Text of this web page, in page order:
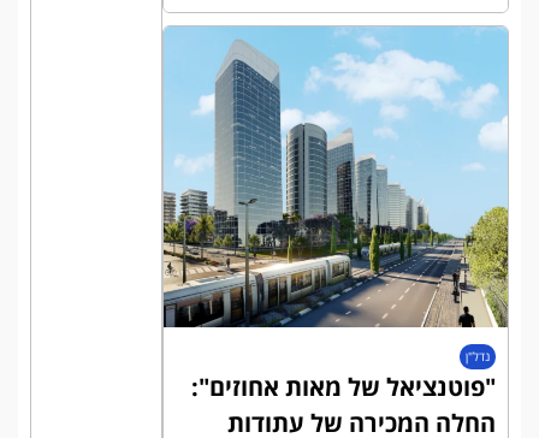
נדל"ן
"פוטנציאל של מאות אחוזים":
החלה המכירה של עתודות